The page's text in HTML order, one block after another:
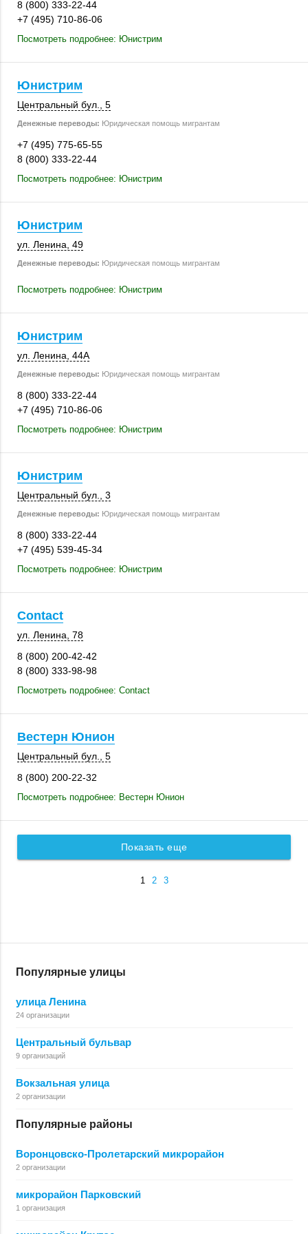
8 (800) 333-22-44
+7 (495) 710-86-06
Посмотреть подробнее: Юнистрим
Юнистрим
Центральный бул., 5
Денежные переводы: Юридическая помощь мигрантам
+7 (495) 775-65-55
8 (800) 333-22-44
Посмотреть подробнее: Юнистрим
Юнистрим
ул. Ленина, 49
Денежные переводы: Юридическая помощь мигрантам
Посмотреть подробнее: Юнистрим
Юнистрим
ул. Ленина 44А
Денежные переводы: Юридическая помощь мигрантам
8 (800) 333-22-44
+7 (495) 710-86-06
Посмотреть подробнее: Юнистрим
Юнистрим
Центральный бул., 3
Денежные переводы: Юридическая помощь мигрантам
8 (800) 333-22-44
+7 (495) 539-45-34
Посмотреть подробнее: Юнистрим
Contact
ул. Ленина, 78
8 (800) 200-42-42
8 (800) 333-98-98
Посмотреть подробнее: Contact
Вестерн Юнион
Центральный бул., 5
8 (800) 200-22-32
Посмотреть подробнее: Вестерн Юнион
Показать еще
1 2 3
Популярные улицы
улица Ленина
24 организации
Центральный бульвар
9 организаций
Вокзальная улица
2 организации
Популярные районы
Воронцовско-Пролетарский микрорайон
2 организации
микрорайон Парковский
1 организация